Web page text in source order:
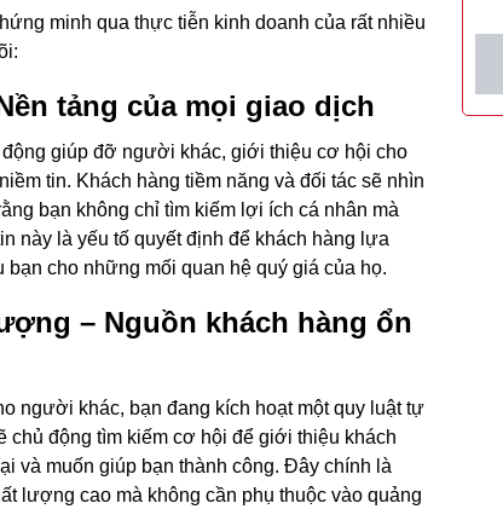
minh qua thực tiễn kinh doanh của rất nhiều
tảng của mọi giao dịch
giúp đỡ người khác, giới thiệu cơ hội cho
tin. Khách hàng tiềm năng và đối tác sẽ nhìn
bạn không chỉ tìm kiếm lợi ích cá nhân mà
này là yếu tố quyết định để khách hàng lựa
cho những mối quan hệ quý giá của họ.
– Nguồn khách hàng ổn
người khác, bạn đang kích hoạt một quy luật tự
động tìm kiếm cơ hội để giới thiệu khách
và muốn giúp bạn thành công. Đây chính là
lượng cao mà không cần phụ thuộc vào quảng